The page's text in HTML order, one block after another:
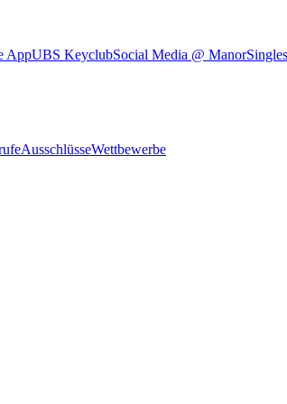
AppUBS KeyclubSocial Media @ Manor
AusschlüsseWettbewerbe